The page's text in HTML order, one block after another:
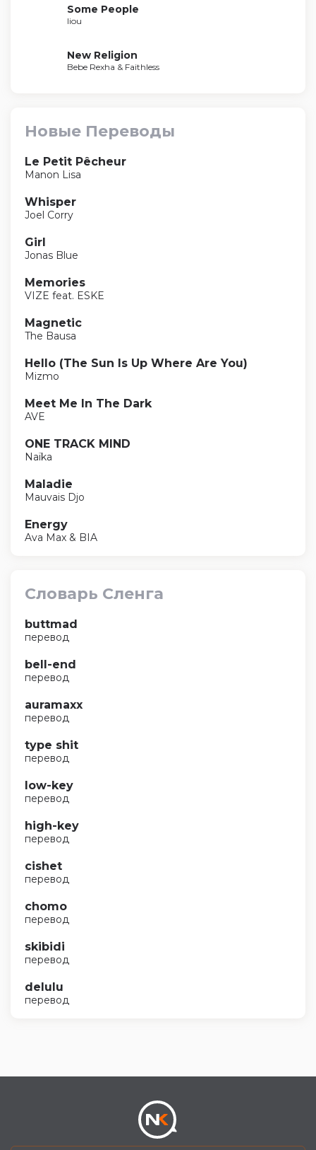
Some People
liou
New Religion
Bebe Rexha & Faithless
Новые Переводы
Le Petit Pêcheur
Manon Lisa
Whisper
Joel Corry
Girl
Jonas Blue
Memories
VIZE feat. ESKE
Magnetic
The Bausa
Hello (The Sun Is Up Where Are You)
Mizmo
Meet Me In The Dark
AVE
ONE TRACK MIND
Naïka
Maladie
Mauvais Djo
Energy
Ava Max & BIA
Словарь Сленга
buttmad
перевод
bell-end
перевод
auramaxx
перевод
type shit
перевод
low-key
перевод
high-key
перевод
cishet
перевод
chomo
перевод
skibidi
перевод
delulu
перевод